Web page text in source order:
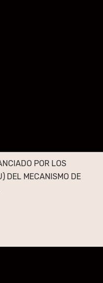
POR LOS
DEL MECANISMO DE